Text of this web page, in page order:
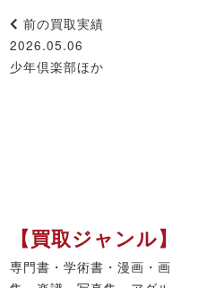
前の買取実績
2026.05.06
少年倶楽部ほか
【買取ジャンル】
専門書・学術書・漫画・画